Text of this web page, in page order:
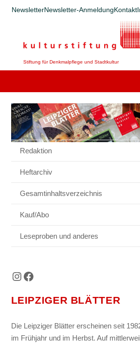
NewsletterNewsletter-AnmeldungKontakt
Stiftung für Denkmalpflege und Stadtkultur
Redaktion
Heftarchiv
Gesamtinhaltsverzeichnis
Kauf/Abo
Leseproben und anderes
Instagram
Facebook
LEIPZIGER BLÄTTER
Die Leipziger Blätter erscheinen seit
im Frühjahr und im Herbst. Auf